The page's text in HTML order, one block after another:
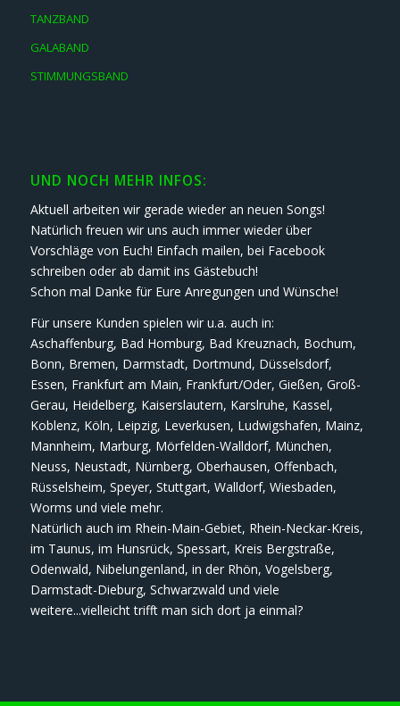
TANZBAND
GALABAND
STIMMUNGSBAND
UND NOCH MEHR INFOS:
Aktuell arbeiten wir gerade wieder an neuen Songs!
Natürlich freuen wir uns auch immer wieder über
Vorschläge von Euch! Einfach mailen, bei Facebook
schreiben oder ab damit ins Gästebuch!
Schon mal Danke für Eure Anregungen und Wünsche!
Für unsere Kunden spielen wir u.a. auch in:
Aschaffenburg, Bad Homburg, Bad Kreuznach, Bochum,
Bonn, Bremen, Darmstadt, Dortmund, Düsselsdorf,
Essen, Frankfurt am Main, Frankfurt/Oder, Gießen, Groß-
Gerau, Heidelberg, Kaiserslautern, Karslruhe, Kassel,
Koblenz, Köln, Leipzig, Leverkusen, Ludwigshafen, Mainz,
Mannheim, Marburg, Mörfelden-Walldorf, München,
Neuss, Neustadt, Nürnberg, Oberhausen, Offenbach,
Rüsselsheim, Speyer, Stuttgart, Walldorf, Wiesbaden,
Worms und viele mehr.
Natürlich auch im Rhein-Main-Gebiet, Rhein-Neckar-Kreis,
im Taunus, im Hunsrück, Spessart, Kreis Bergstraße,
Odenwald, Nibelungenland, in der Rhön, Vogelsberg,
Darmstadt-Dieburg, Schwarzwald und viele
weitere...vielleicht trifft man sich dort ja einmal?